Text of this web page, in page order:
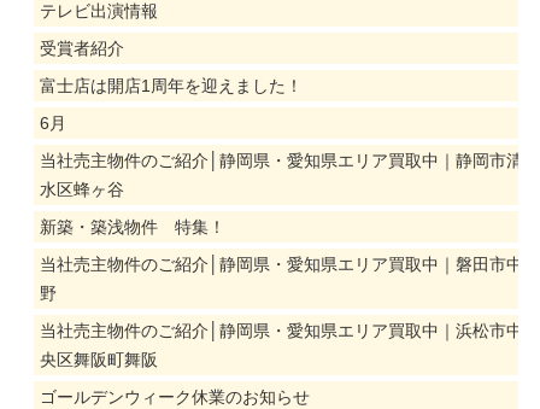
テレビ出演情報
受賞者紹介
富士店は開店1周年を迎えました！
6月
当社売主物件のご紹介│静岡県・愛知県エリア買取中｜静岡市清
水区蜂ヶ谷
新築・築浅物件 特集！
当社売主物件のご紹介│静岡県・愛知県エリア買取中｜磐田市中
野
当社売主物件のご紹介│静岡県・愛知県エリア買取中｜浜松市中
央区舞阪町舞阪
ゴールデンウィーク休業のお知らせ